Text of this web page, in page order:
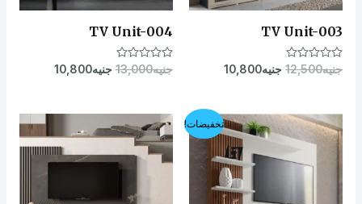
TV Unit-003
تم
التقييم
جنيه12,500 جنيه10,800
TV Unit-004
تم
التقييم
جنيه13,000 جنيه10,800
تخفيضات!
السعر
الأصلي
EGP10,500.
السعر
الحالي
هو:
EGP9,000.